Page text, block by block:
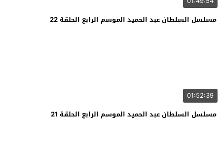
مسلسل السلطان عبد الحميد الموسم الرابع الحلقة 22
01:52:39
مسلسل السلطان عبد الحميد الموسم الرابع الحلقة 21